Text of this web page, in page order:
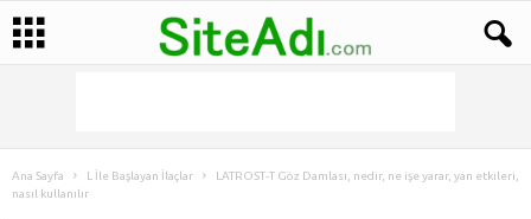
Ana Sayfa L İle Başlayan İlaçlar
LATROST-T Göz Damlası, nedir, ne işe yarar, yan etkileri,
nasıl kullanılır